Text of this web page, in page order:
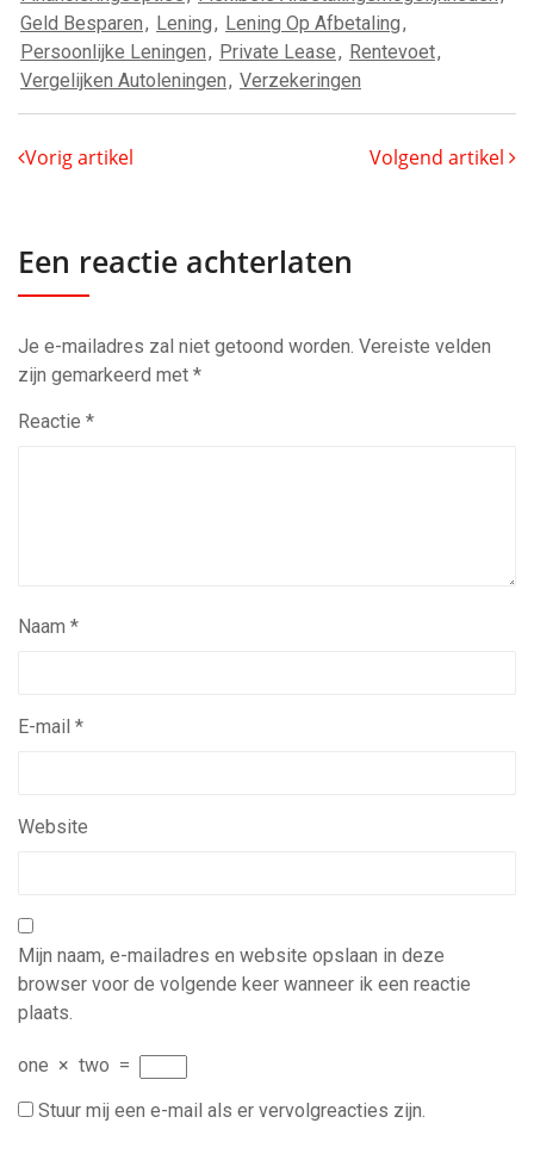
Geld Besparen, Lening, Lening Op Afbetaling,
Persoonlijke Leningen, Private Lease, Rentevoet,
Vergelijken Autoleningen, Verzekeringen
Vorig artikel Volgend artikel
Een reactie achterlaten
Je e-mailadres zal niet getoond worden. Vereiste velden
zijn gemarkeerd met *
Reactie *
Naam *
E-mail *
Website
Mijn naam, e-mailadres en website opslaan in deze
browser voor de volgende keer wanneer ik een reactie
plaats.
one × two =
Stuur mij een e-mail als er vervolgreacties zijn.